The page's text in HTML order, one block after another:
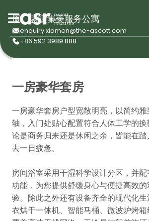
厦门盛捷集美服务公寓
enquiry.xiamen@the-ascott.com
+86 592 3989 888
一房豪华套房
一房豪华套房户型宽敞明亮，以简约
轴，入门处贴心配置符合人体工学的
论是商务归来还是休闲之余，皆能在
去一日疲惫。
房间浴室采用干湿科学设计分区，并
功能，为您提供舒缓身心与便捷高效
验。除此之外还有设备齐全的现代化
衣烘干一体机、智能马桶、微波炉烤